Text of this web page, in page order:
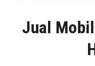
Jual